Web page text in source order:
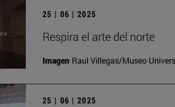
25 | 06 | 2025
Respira el arte del norte
Imagen Raul Villegas/Museo
25 | 06 | 2025